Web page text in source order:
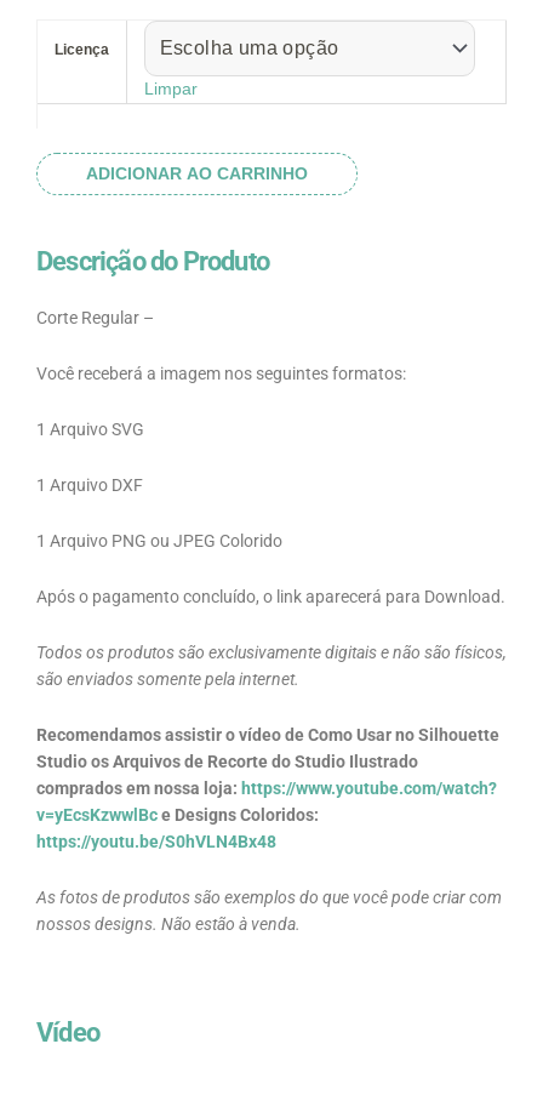
através
R$ 32.82
Licença
Limpar
quantidade
ADICIONAR AO CARRINHO
Descrição do Produto
Corte Regular –
Você receberá a imagem nos seguintes formatos:
1 Arquivo SVG
1 Arquivo DXF
1 Arquivo PNG ou JPEG Colorido
Após o pagamento concluído, o link aparecerá para Download.
Todos os produtos são exclusivamente digitais e não são físicos,
são enviados somente pela internet.
Recomendamos assistir o vídeo de Como Usar no Silhouette
Studio os Arquivos de Recorte do Studio Ilustrado
comprados em nossa loja: https://www.youtube.com/watch?
v=yEcsKzwwlBce Designs Coloridos:
https://youtu.be/S0hVLN4Bx48
As fotos de produtos são exemplos do que você pode criar com
nossos designs. Não estão à venda.
Vídeo